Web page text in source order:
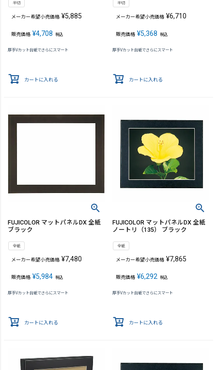
半切
メーカー希望小売価格 ¥5,885
販売価格 ¥4,708 税込
厚手Vカット台紙でさらにスマート
カートに入れる
半切
メーカー希望小売価格 ¥6,710
販売価格 ¥5,368 税込
厚手Vカット台紙でさらにスマート
カートに入れる
FUJICOLOR マットパネルDX 全紙
ブラック
全紙
メーカー希望小売価格 ¥7,480
販売価格 ¥5,984 税込
厚手Vカット台紙でさらにスマート
カートに入れる
FUJICOLOR マットパネルDX 全紙
ノートリ（135） ブラック
全紙
メーカー希望小売価格 ¥7,865
販売価格 ¥6,292 税込
厚手Vカット台紙でさらにスマート
カートに入れる